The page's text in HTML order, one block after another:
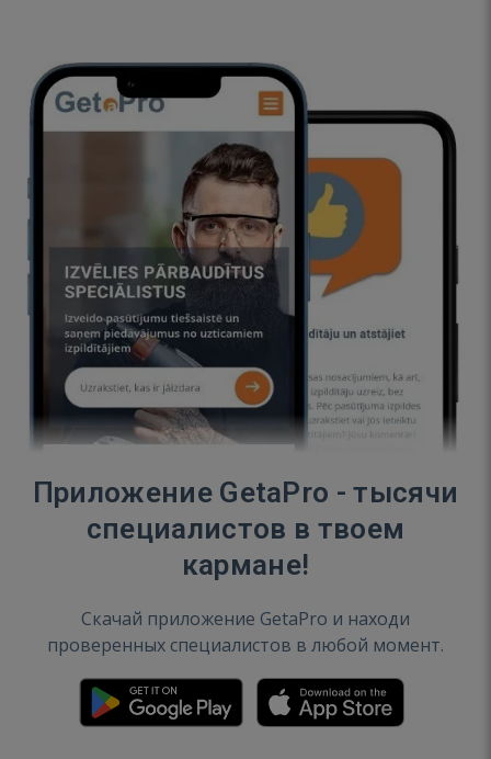
Приложение GetaPro - тысячи
специалистов в твоем
кармане!
Скачай приложение GetaPro и находи
проверенных специалистов в любой момент.